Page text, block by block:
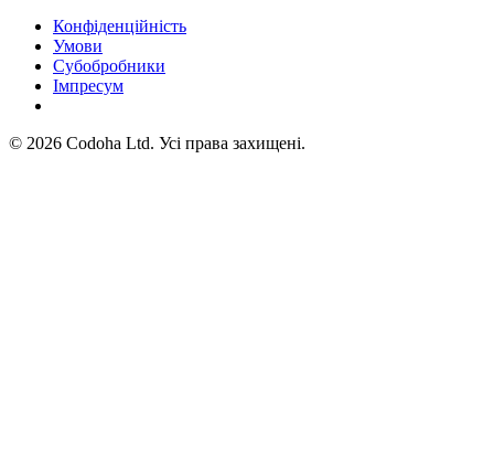
Конфіденційність
Умови
Субобробники
Імпресум
© 2026 Codoha Ltd. Усі права захищені.